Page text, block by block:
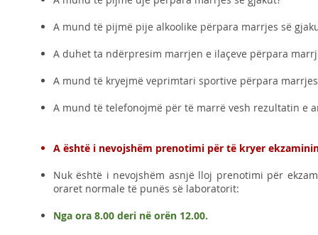
A mund të pijmë pije alkoolike përpara marrjes së
A duhet ta ndërpresim marrjen e ilaçeve përpara
A mund të kryejmë veprimtari sportive përpara
A mund të telefonojmë për të marrë vesh rezultatin e
A është i nevojshëm prenotimi për të kryer
Nuk është i nevojshëm asnjë lloj prenotimi për
oraret normale të punës së laboratorit:
Nga ora 8.00 deri në orën 12.00.